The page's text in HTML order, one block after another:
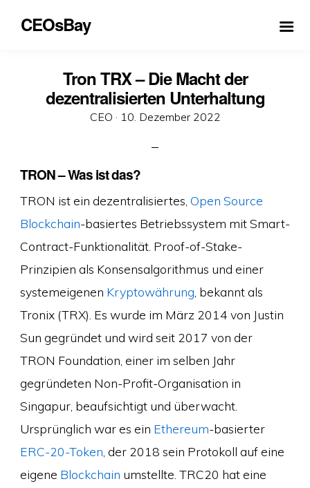
CEOsBay
Tron TRX – Die Macht der
dezentralisierten Unterhaltung
CEO · Veröffentlicht
10. Dezember 2022
TRON – Was ist das?
TRON ist ein dezentralisiertes, Open Source
Blockchain-basiertes Betriebssystem mit Smart-
Contract-Funktionalität. Proof-of-Stake-
Prinzipien als Konsensalgorithmus und einer
systemeigenen Kryptowährung , bekannt als
Tronix (TRX). Es wurde im März 2014 von Justin
Sun gegründet und wird seit 2017 von der
TRON Foundation, einer im selben Jahr
gegründeten Non-Profit-Organisation in
Singapur, beaufsichtigt und überwacht.
Ursprünglich war es ein Ethereum-basierter
ERC-20-Token , der 2018 sein Protokoll auf eine
eigene Blockchain umstellte. TRC20 hat eine